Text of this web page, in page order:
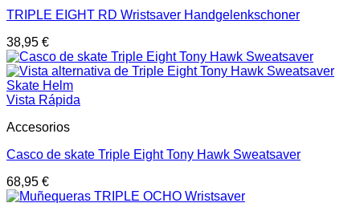
TRIPLE EIGHT RD Wristsaver Handgelenkschoner
38,95 €
Vista Rápida
Accesorios
Casco de skate Triple Eight Tony Hawk Sweatsaver
68,95 €